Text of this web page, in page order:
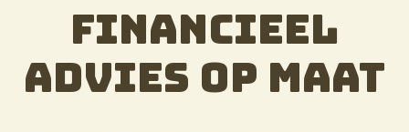
Financieel
advies op maat